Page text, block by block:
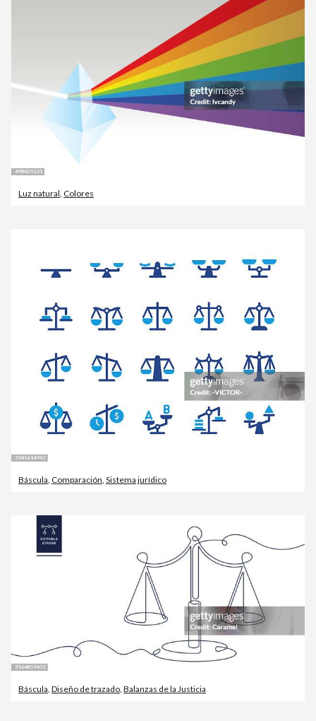
Luz natural Colores
Báscula, Comparación, Sistema jurídico
Báscula Diseño de trazado Balanzas de la Justicia